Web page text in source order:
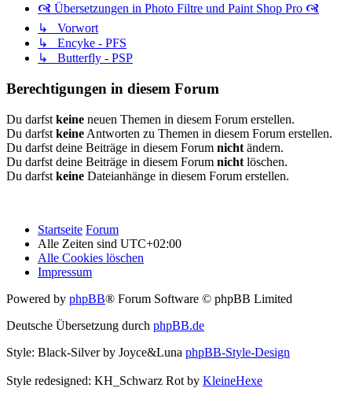
🙧 Übersetzungen in Photo Filtre und Paint Shop Pro 🙧
↳ Vorwort
↳ Encyke - PFS
↳ Butterfly - PSP
Berechtigungen in diesem Forum
Du darfst keine neuen Themen in diesem Forum erstellen.
Du darfst keine Antworten zu Themen in diesem Forum erstellen.
Du darfst deine Beiträge in diesem Forum nicht ändern.
Du darfst deine Beiträge in diesem Forum nicht löschen.
Du darfst keine Dateianhänge in diesem Forum erstellen.
Startseite Forum
Alle Zeiten sind UTC+02:00
Alle Cookies löschen
Impressum
Powered by phpBB® Forum Software © phpBB Limited
Deutsche Übersetzung durch phpBB.de
Style: Black-Silver by Joyce&Luna phpBB-Style-Design
Style redesigned: KH_Schwarz Rot by KleineHexe